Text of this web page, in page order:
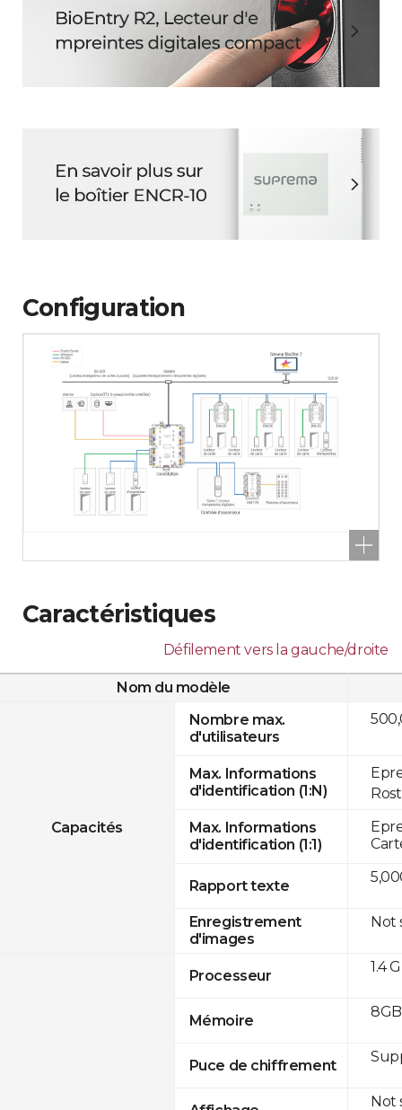
Configuration
Caractéristiques
Défilement vers la gauche/droite
Nom du modèle
Capacités
Nombre max.
d'utilisateurs
Max. Informations
d'identification (1:N)
Max. Informations
d'identification (1:1)
Rapport texte
Enregistrement
d'images
Processeur
Mémoire
Puce de chiffrement
Not
1.4
Not